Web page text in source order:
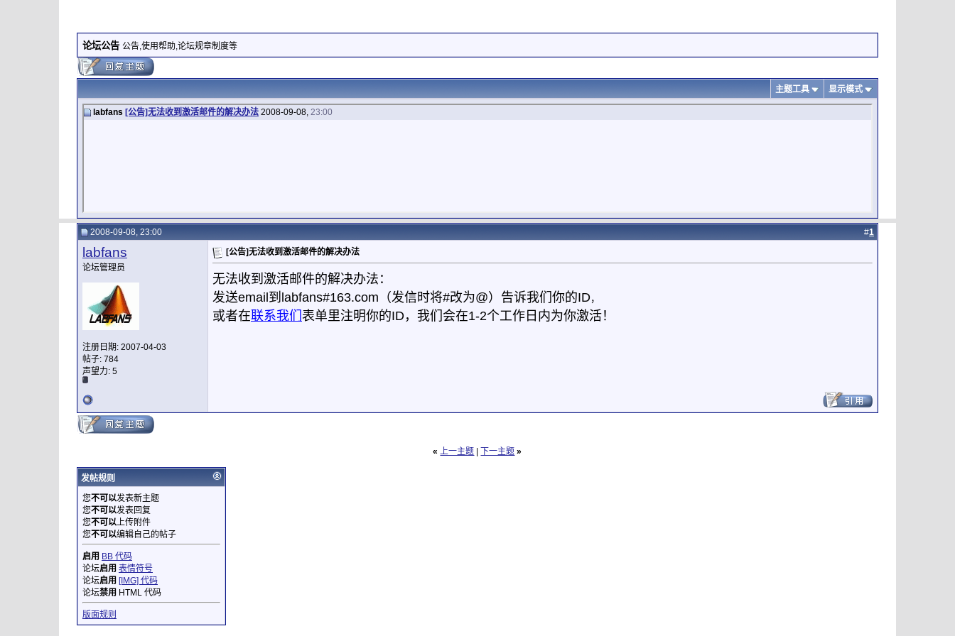
论坛公告 公告,使用帮助,论坛规章制度等
主题工具 显示模式
labfans [公告]无法收到激活邮件的解决办法2008-09-08, 23:00
2008-09-08, 23:00 #1
labfans
论坛管理员
注册日期: 2007-04-03
帖子: 784
声望力: 5
[公告]无法收到激活邮件的解决办法
无法收到激活邮件的解决办法：
发送email到labfans#163.com（发信时将#改为@） 告诉我们你的ID，
或者在联系我们 表单里注明你的ID，我们会在1-2个工作日内为你激活！
« 上一主题 下一主题 »
发帖规则
您不可以发表新主题
您不可以发表回复
您不可以上传附件
您不可以编辑自己的帖子
启用 BB 代码
论坛启用 表情符号
论坛启用 [IMG] 代码
论坛禁用 HTML 代码
版面规则